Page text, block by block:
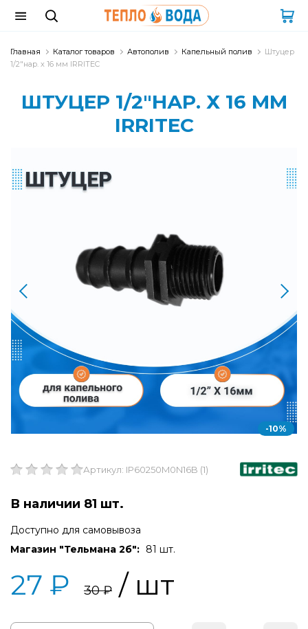
Главная Каталог товаров Автополив Капельный полив
Штуцер
1/2"нар. х 16 мм IRRITEC
ШТУЦЕР 1/2"НАР. Х 16 ММ
IRRITEC
-10%
Артикул: IP60250M0N16B (1)
В наличии 81 шт.
Доступно для самовывоза
Магазин "Тельмана 2б": 81 шт.
27 ₽ 30 ₽ / шт